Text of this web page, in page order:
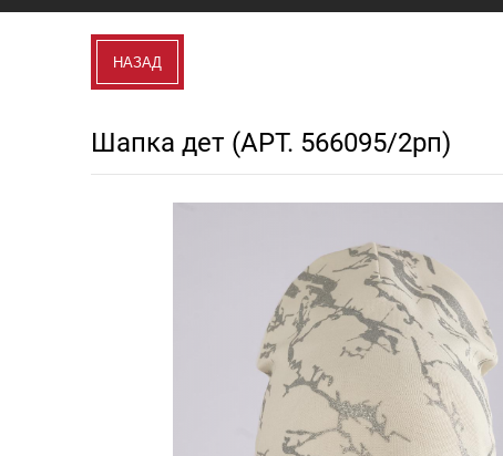
НАЗАД
Шапка дет (АРТ. 566095/2рп)